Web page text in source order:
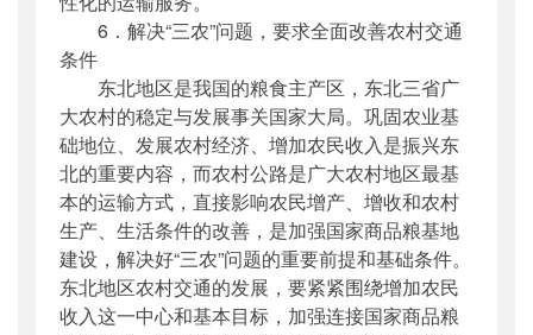
6．解决“三农”问题，要求全面改善农村交通
条件
东北地区是我国的粮食主产区，东北三省广
大农村的稳定与发展事关国家大局。巩固农业基
础地位、发展农村经济、增加农民收入是振兴东
北的重要内容，而农村公路是广大农村地区最基
本的运输方式，直接影响农民增产、增收和农村
生产、生活条件的改善，是加强国家商品粮基地
建设，解决好“三农”问题的重要前提和基础条件。
东北地区农村交通的发展，要紧紧围绕增加农民
收入这一中心和基本目标，加强连接国家商品粮